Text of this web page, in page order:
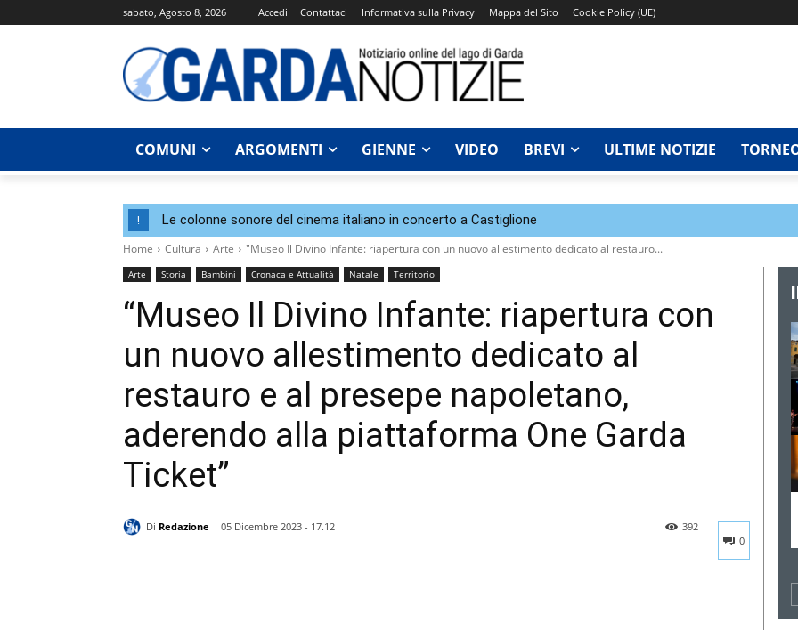
sabato, Agosto 8, 2026 Accedi Contattaci Informativa sulla Privacy Mappa del Sito Cookie Policy (UE)
COMUNI ARGOMENTI GIENNE VIDEO BREVI ULTIME NOTIZIE
! Le colonne sonore del cinema italiano in concerto a Castiglione
Home Cultura Arte "Museo Il Divino Infante: riapertura con un nuovo allestimento dedicato al restauro...
Arte Storia Bambini Cronaca e Attualità Natale Territorio
“Museo Il Divino Infante: riapertura con
un nuovo allestimento dedicato al
restauro e al presepe napoletano,
aderendo alla piattaforma One Garda
Ticket”
Di Redazione
05 Dicembre 2023 - 17.12
0
392